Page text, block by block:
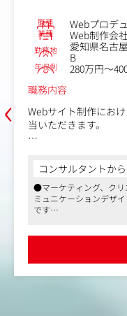
‹
職種 Webプロデ
業種 Web制作会
勤務地
愛知県名古
B
年収例
280万円～
職務内容
Webサイト制作にお
当いただきます。
り、既存顧客や紹介
売上の柱であるWeb
アントとの打ち合わ
プランナーと協力し
繋げていきます。
受注後の進行管理や
な業務のひとつです
コンサルタントか
●マーケティング、クリ
ミュニケーションデザ
です
●短時間正社員や在宅
軟な働き方を推奨して
た経験から、子育てを
有給制度」というユニ